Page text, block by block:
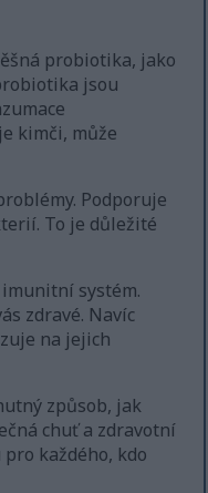
probiotika, jako
jsou
kimči, může
Podporuje
To je důležité
systém.
zdravé. Navíc
na jejich
způsob, jak
chuť a zdravotní
každého, kdo